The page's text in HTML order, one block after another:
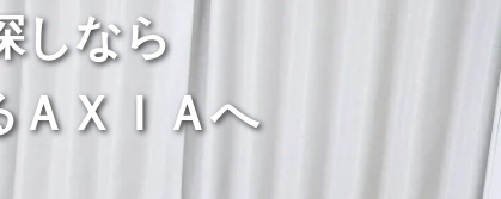
しなら
ＸＩＡへ